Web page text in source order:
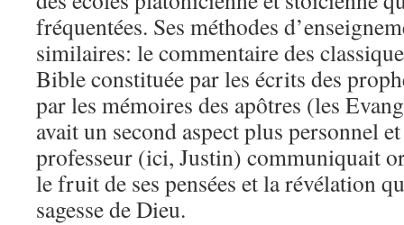
fréquentées. Ses méthodes
similaires: le commentaire des
Bible constituée par les écrits des
par les mémoires des apôtres (les
avait un second aspect plus personnel
professeur (ici, Justin) communiquait
le fruit de ses pensées et la révélation
sagesse de Dieu.